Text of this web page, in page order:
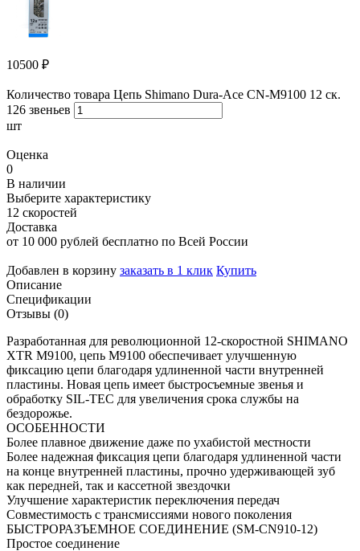
10500 ₽
Количество товара Цепь Shimano Dura-Ace CN-M9100 12 ск.
126 звеньев
шт
Оценка
0
В наличии
Выберите характеристику
12 скоростей
Доставка
от 10 000 рублей бесплатно по Всей России
Добавлен в корзину заказать в 1 клик Купить
Описание
Спецификации
Отзывы (0)
Разработанная для революционной 12-скоростной SHIMANO
XTR M9100, цепь M9100 обеспечивает улучшенную
фиксацию цепи благодаря удлиненной части внутренней
пластины. Новая цепь имеет быстросъемные звенья и
обработку SIL-TEC для увеличения срока службы на
бездорожье.
ОСОБЕННОСТИ
Более плавное движение даже по ухабистой местности
Более надежная фиксация цепи благодаря удлиненной части
на конце внутренней пластины, прочно удерживающей зуб
как передней, так и кассетной звездочки
Улучшение характеристик переключения передач
Совместимость с трансмиссиями нового поколения
БЫСТРОРАЗЪЕМНОЕ СОЕДИНЕНИЕ (SM-CN910-12)
Простое соединение